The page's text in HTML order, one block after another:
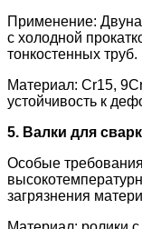
Применение:
с холодной
тонкостенных труб.
Материал: Cr15,
устойчивость к
5. Валки для
Особые
загрязнения